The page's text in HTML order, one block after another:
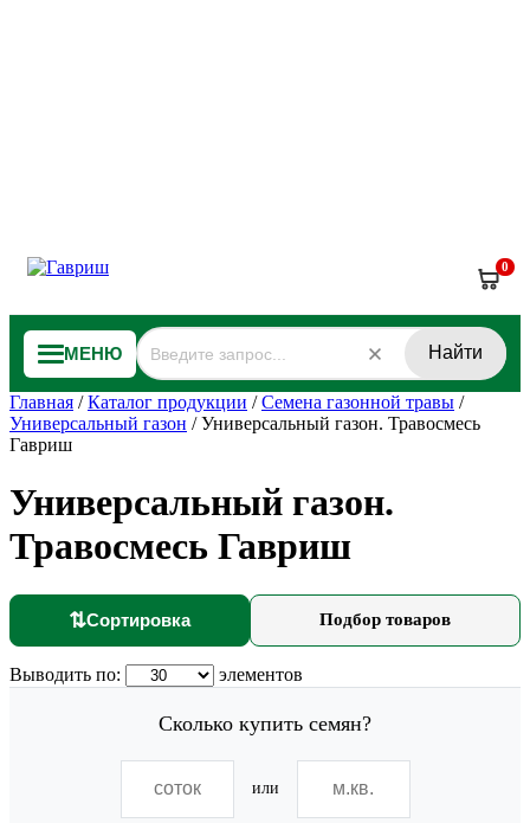
0
МЕНЮ Найти
Главная /Каталог продукции /Семена газонной травы /
Универсальный газон /Универсальный газон. Травосмесь
Гавриш
Универсальный газон.
Травосмесь Гавриш
⇅Сортировка Подбор товаров
Выводить по: элементов
Сколько купить семян?
или